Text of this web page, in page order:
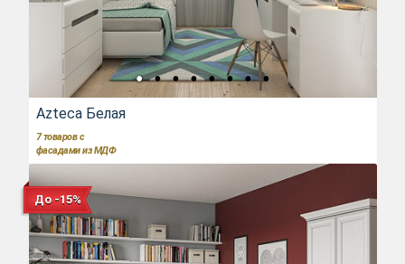
Azteca Белая
7 товаров с
фасадами из МДФ
До -15%